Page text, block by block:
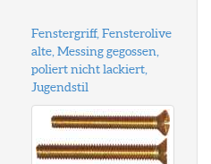
Fenstergriff, Fensterolive
alte, Messing gegossen,
poliert nicht lackiert,
Jugendstil